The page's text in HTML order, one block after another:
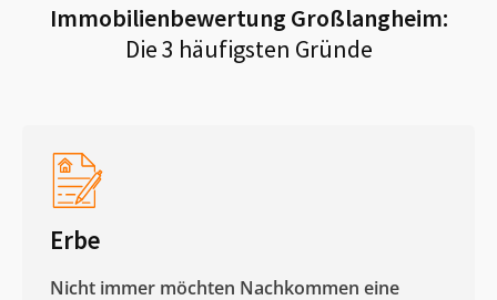
Immobilienbewertung Großlangheim:
Die 3 häufigsten Gründe
Erbe
Nicht immer möchten Nachkommen eine